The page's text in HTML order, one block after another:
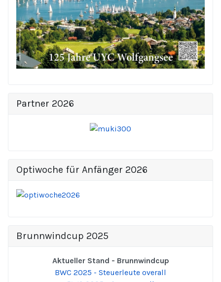
Partner 2026
Optiwoche für Anfänger 2026
Brunnwindcup 2025
Aktueller Stand - Brunnwindcup
BWC 2025 - Steuerleute overall